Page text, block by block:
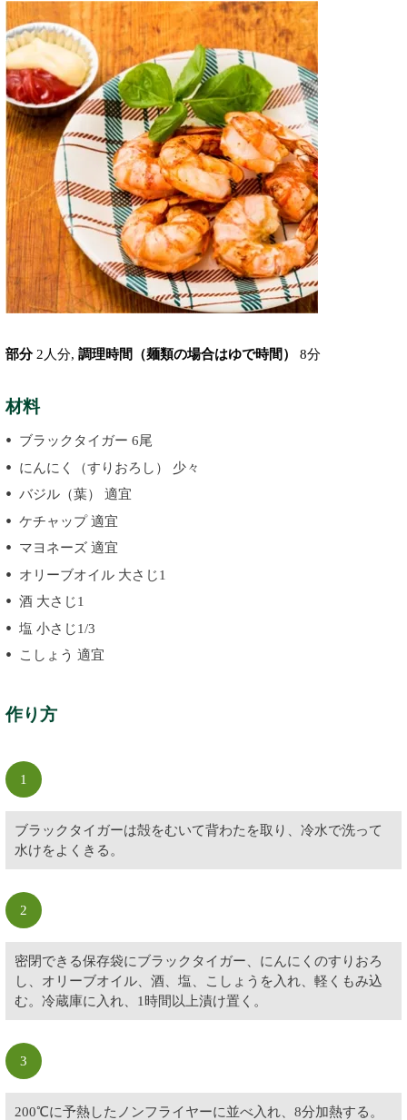
部分 2人分, 調理時間（麺類の場合はゆで時間） 8分
材料
ブラックタイガー 6尾
にんにく（すりおろし） 少々
バジル（葉） 適宜
ケチャップ 適宜
マヨネーズ 適宜
オリーブオイル 大さじ1
酒 大さじ1
塩 小さじ1/3
こしょう 適宜
作り方
1
ブラックタイガーは殻をむいて背わたを取り、冷水で洗って
水けをよくきる。
2
密閉できる保存袋にブラックタイガー、にんにくのすりおろ
し、オリーブオイル、酒、塩、こしょうを入れ、軽くもみ込
む。冷蔵庫に入れ、1時間以上漬け置く。
3
200℃に予熱したノンフライヤーに並べ入れ、8分加熱する。